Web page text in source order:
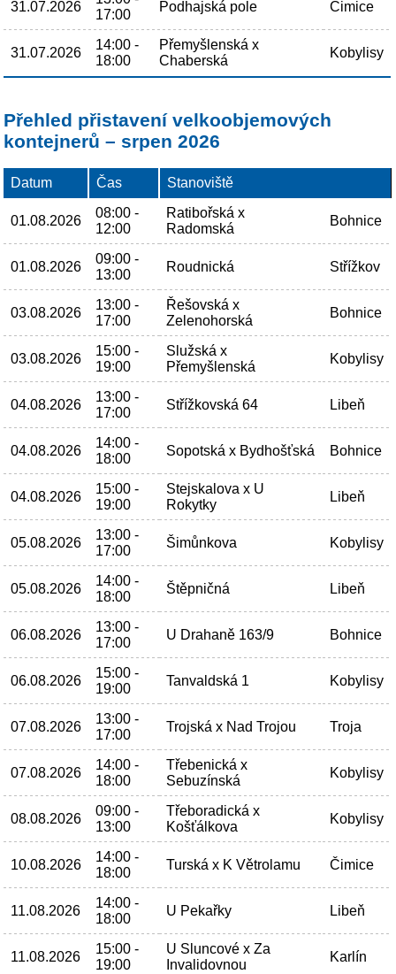
31.07.2026
17:00
Podhajská pole Čimice
31.07.2026
14:00 -
18:00
Přemyšlenská x
Chaberská
Kobylisy
Přehled přistavení velkoobjemových
kontejnerů – srpen 2026
Datum Čas Stanoviště
01.08.2026
08:00 -
12:00
Ratibořská x
Radomská
Bohnice
01.08.2026
09:00 -
13:00
Roudnická Střížkov
03.08.2026
13:00 -
17:00
Řešovská x
Zelenohorská
Bohnice
03.08.2026
15:00 -
19:00
Služská x
Přemyšlenská
Kobylisy
04.08.2026
13:00 -
17:00
Střížkovská 64 Libeň
04.08.2026
14:00 -
18:00
Sopotská x Bydhošťská Bohnice
04.08.2026
15:00 -
19:00
Stejskalova x U
Rokytky
Libeň
05.08.2026
13:00 -
17:00
Šimůnkova Kobylisy
05.08.2026
14:00 -
18:00
Štěpničná Libeň
06.08.2026
13:00 -
17:00
U Drahaně 163/9 Bohnice
06.08.2026
15:00 -
19:00
Tanvaldská 1 Kobylisy
07.08.2026
13:00 -
17:00
Trojská x Nad Trojou Troja
07.08.2026
14:00 -
18:00
Třebenická x
Sebuzínská
Kobylisy
08.08.2026
09:00 -
13:00
Třeboradická x
Košťálkova
Kobylisy
10.08.2026
14:00 -
18:00
Turská x K Větrolamu Čimice
11.08.2026
14:00 -
18:00
U Pekařky Libeň
11.08.2026
15:00 -
19:00
U Sluncové x Za
Invalidovnou
Karlín